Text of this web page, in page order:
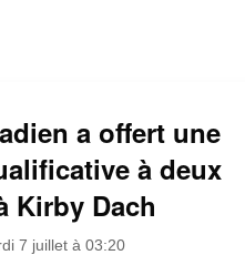
a offert une
à deux
Kirby Dach
7 juillet à 03:20